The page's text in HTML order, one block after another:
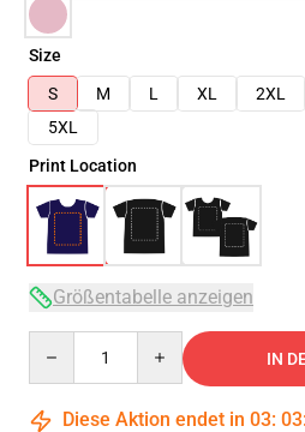
Size
S
M L XL 2XL
5XL
Print Location
Größentabelle anzeigen
IN
Diese Aktion endet in 03: 03: